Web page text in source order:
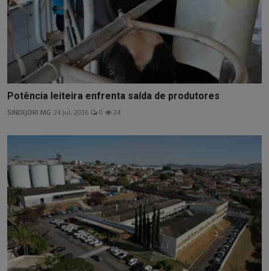
Potência leiteira enfrenta saída de produtores
SINDIJORI MG 24 Jul, 2026 0 24